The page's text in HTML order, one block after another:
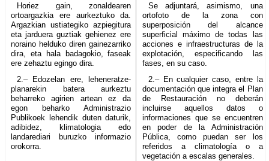
Horiez gain, zonaldearen
ortoargazkia ere aurkeztuko da.
Argazkian ustiategiko azpiegitura
eta jarduera guztiak gehienez ere
noraino helduko diren gainezarriko
dira, eta hala badagokio, faseak
ere zehaztu egingo dira.
Se adjuntará, asimismo, una
ortofoto de la zona con
superposición del alcance
superficial máximo de todas las
acciones e infraestructuras de la
explotación, especificando las
fases, en su caso.
2.– Edozelan ere, leheneratze-
planarekin batera aurkeztu
beharreko agirien artean ez da
egon beharko Administrazio
Publikoek lehendik duten daturik,
adibidez, klimatologia edo
landarediari buruzko informazio
orokorra.
2.– En cualquier caso, entre la
documentación que integra el Plan
de Restauración no deberán
incluirse aquellos datos o
informaciones que se encuentren
en poder de la Administración
Pública, como puedan ser los
referidos a climatología o a
vegetación a escalas generales.